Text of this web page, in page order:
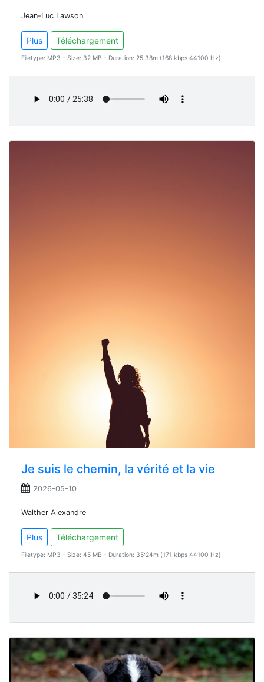
Jean-Luc Lawson
Plus Téléchargement
Filetype: MP3 - Size: 32 MB - Duration: 25:38m (168 kbps 44100 Hz)
Je suis le chemin, la vérité et la vie
2026-05-10
Walther Alexandre
Plus Téléchargement
Filetype: MP3 - Size: 45 MB - Duration: 35:24m (171 kbps 44100 Hz)